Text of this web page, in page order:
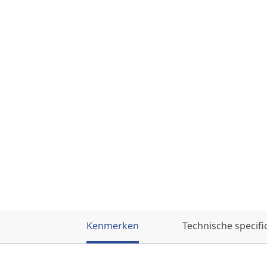
Kenmerken Technische